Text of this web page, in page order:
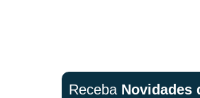
Receba Novidades